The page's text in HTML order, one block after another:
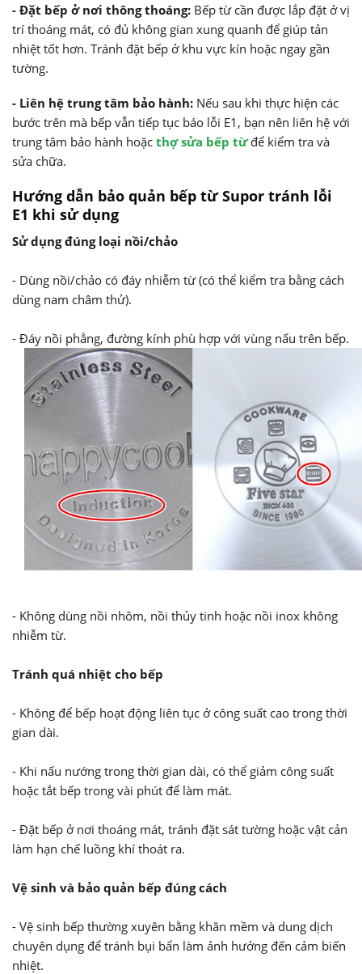
- Đặt bếp ở nơi thông thoáng: Bếp từ cần được lắp đặt ở vị
trí thoáng mát, có đủ không gian xung quanh để giúp tản
nhiệt tốt hơn. Tránh đặt bếp ở khu vực kín hoặc ngay gần
tường.
- Liên hệ trung tâm bảo hành: Nếu sau khi thực hiện các
bước trên mà bếp vẫn tiếp tục báo lỗi E1, bạn nên liên hệ với
trung tâm bảo hành hoặc thợ sửa bếp từđể kiểm tra và
sửa chữa.
Hướng dẫn bảo quản bếp từ Supor tránh lỗi
E1 khi sử dụng
Sử dụng đúng loại nồi/chảo
- Dùng nồi/chảo có đáy nhiễm từ (có thể kiểm tra bằng cách
dùng nam châm thử).
- Đáy nồi phẳng, đường kính phù hợp với vùng nấu trên bếp.
- Không dùng nồi nhôm, nồi thủy tinh hoặc nồi inox không
nhiễm từ.
Tránh quá nhiệt cho bếp
- Không để bếp hoạt động liên tục ở công suất cao trong thời
gian dài.
- Khi nấu nướng trong thời gian dài, có thể giảm công suất
hoặc tắt bếp trong vài phút để làm mát.
- Đặt bếp ở nơi thoáng mát, tránh đặt sát tường hoặc vật cản
làm hạn chế luồng khí thoát ra.
Vệ sinh và bảo quản bếp đúng cách
- Vệ sinh bếp thường xuyên bằng khăn mềm và dung dịch
chuyên dụng để tránh bụi bẩn làm ảnh hưởng đến cảm biến
nhiệt.